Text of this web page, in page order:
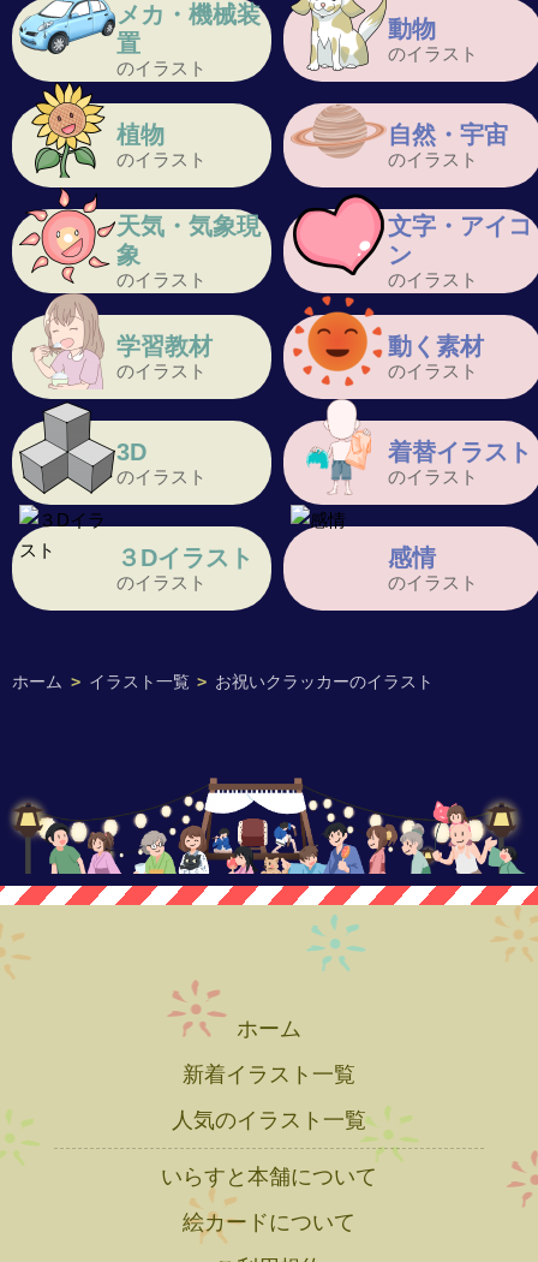
ホーム > イラスト一覧 > お祝いクラッカーのイラスト
メカ・機械装
置
のイラスト
動物
のイラスト
植物
のイラスト
自然・宇宙
のイラスト
天気・気象現
象
のイラスト
文字・アイコ
ン
のイラスト
学習教材
のイラスト
動く素材
のイラスト
3D
のイラスト
着替イラスト
のイラスト
３Dイラスト
のイラスト
感情
のイラスト
ホーム
新着イラスト一覧
人気のイラスト一覧
いらすと本舗について
絵カードについて